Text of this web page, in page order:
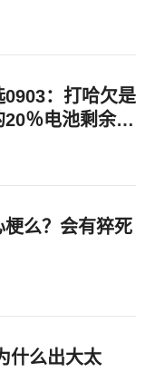
：打哈欠是
％电池剩余警
梗么？会有猝死
什么出大太